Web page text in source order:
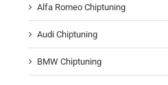
Alfa Romeo Chiptuning
Audi Chiptuning
BMW Chiptuning